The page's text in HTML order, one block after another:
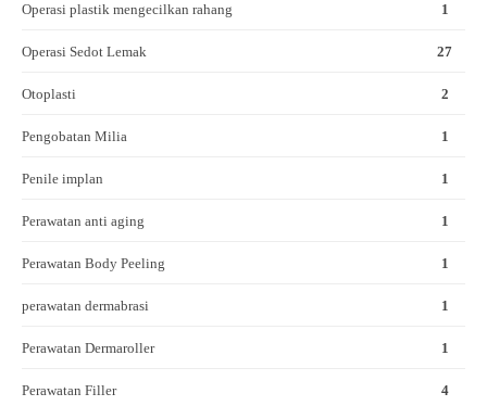
Operasi plastik mengecilkan rahang 1
Operasi Sedot Lemak 27
Otoplasti 2
Pengobatan Milia 1
Penile implan 1
Perawatan anti aging 1
Perawatan Body Peeling 1
perawatan dermabrasi 1
Perawatan Dermaroller 1
Perawatan Filler 4